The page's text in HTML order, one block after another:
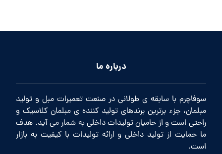
درباره ما
سوفاچرم با سابقه ی طولانی در صنعت تعمیرات مبل و تولید
مبلمان، جزء برترین برندهای تولید کننده ی مبلمان کلاسیک و
راحتی است و از حامیان تولیدات داخلی به شمار می آید. هدف
ما حمایت از تولید داخلی و ارائه تولیدات با کیفیت به بازار
است.